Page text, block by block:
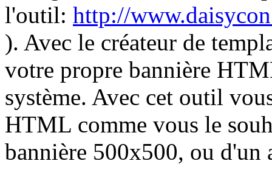
l'outil: http://
). Avec le créateur de
votre propre bannière
système. Avec cet outil
HTML comme vous le
bannière 500x500, ou d'un